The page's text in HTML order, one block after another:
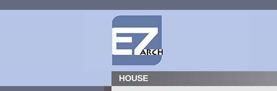
HOUSE